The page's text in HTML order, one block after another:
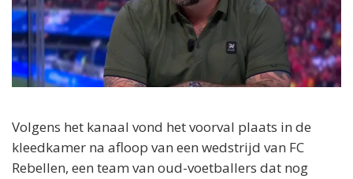
Volgens het kanaal vond het voorval plaats in de
kleedkamer na afloop van een wedstrijd van FC
Rebellen, een team van oud-voetballers dat nog